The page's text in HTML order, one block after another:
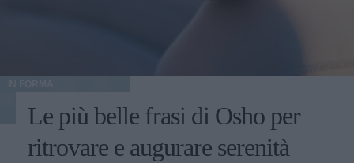
Le più belle frasi di Osho per
ritrovare e augurare serenità